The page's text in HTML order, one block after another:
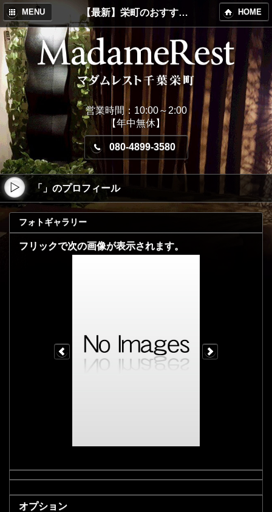
【最新】栄町のおすすめメンズエステ！MadameRest(マダムレスト)
MENU HOME
営業時間：10:00～2:00
【年中無休】
080-4899-3580
「」のプロフィール
フォトギャラリー
フリックで次の画像が表示されます。
オプション